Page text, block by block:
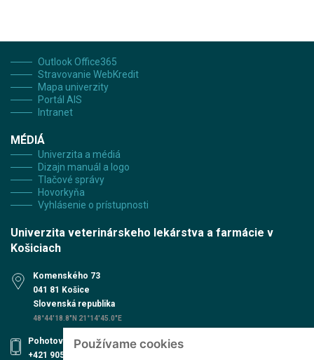
Používame cookies
Outlook Office365
Stravovanie WebKredit
Mapa univerzity
Portál AIS
Intranet
MÉDIÁ
Univerzita a médiá
Dizajn manuál a logo
Tlačové správy
Hovorkyňa
Vyhlásenie o prístupnosti
Univerzita veterinárskeho lekárstva a farmácie v
Košiciach
Komenského 73
041 81 Košice
Slovenská republika
48°44'18.8"N 21°14'45.0"E
Pohotovosť UVN
+421 905 579 559